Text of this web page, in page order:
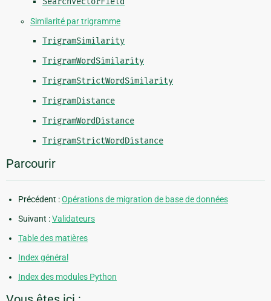
Similarité par trigramme
TrigramSimilarity
TrigramWordSimilarity
TrigramStrictWordSimilarity
TrigramDistance
TrigramWordDistance
TrigramStrictWordDistance
Parcourir
Précédent :Opérations de migration de base de données
Suivant :Validateurs
Table des matières
Index général
Index des modules Python